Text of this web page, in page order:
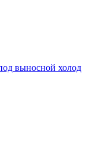
выносной холод